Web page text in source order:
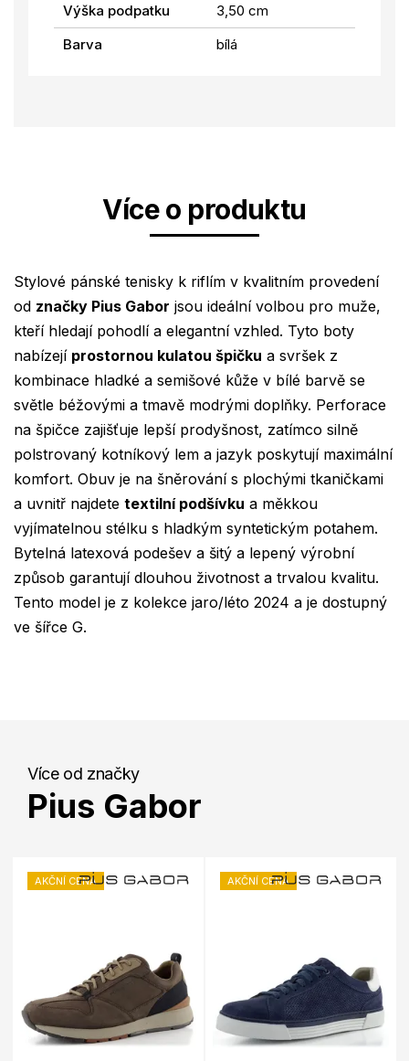
Výška podpatku
3,50 cm
Barva
bílá
Více o produktu
Stylové pánské tenisky k riflím v kvalitním provedení
od značky Pius Gabor jsou ideální volbou pro muže,
kteří hledají pohodlí a elegantní vzhled. Tyto boty
nabízejí prostornou kulatou špičku a svršek z
kombinace hladké a semišové kůže v bílé barvě se
světle béžovými a tmavě modrými doplňky. Perforace
na špičce zajišťuje lepší prodyšnost, zatímco silně
polstrovaný kotníkový lem a jazyk poskytují maximální
komfort. Obuv je na šněrování s plochými tkaničkami
a uvnitř najdete textilní podšívku a měkkou
vyjímatelnou stélku s hladkým syntetickým potahem.
Bytelná latexová podešev a šitý a lepený výrobní
způsob garantují dlouhou životnost a trvalou kvalitu.
Tento model je z kolekce jaro/léto 2024 a je dostupný
ve šířce G.
Více od značky
Pius Gabor
AKČNÍ CENA AKČNÍ CENA